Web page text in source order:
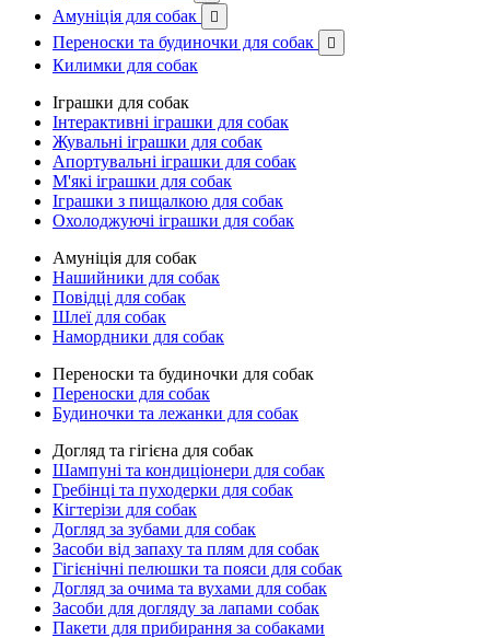
Амуніція для собак 
Переноски та будиночки для собак 
Килимки для собак
Іграшки для собак
Інтерактивні іграшки для собак
Жувальні іграшки для собак
Апортувальні іграшки для собак
М'які іграшки для собак
Іграшки з пищалкою для собак
Охолоджуючі іграшки для собак
Амуніція для собак
Нашийники для собак
Повідці для собак
Шлеї для собак
Намордники для собак
Переноски та будиночки для собак
Переноски для собак
Будиночки та лежанки для собак
Догляд та гігієна для собак
Шампуні та кондиціонери для собак
Гребінці та пуходерки для собак
Кігтерізи для собак
Догляд за зубами для собак
Засоби від запаху та плям для собак
Гігієнічні пелюшки та пояси для собак
Догляд за очима та вухами для собак
Засоби для догляду за лапами собак
Пакети для прибирання за собаками